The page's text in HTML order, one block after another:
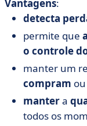
Vantagens:
detecta
permite que
o controle
manter um
compram ou
mantera
todos os